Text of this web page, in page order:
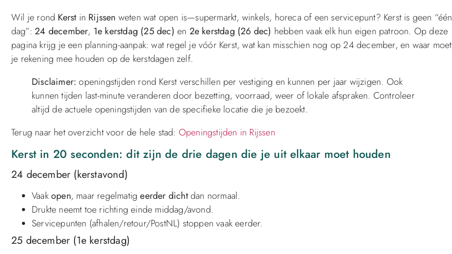
Wil je rond Kerstin Rijssen weten wat open is—supermarkt, winkels, horeca of een servicepunt? Kerst is geen “één
dag”:24 december, 1e kerstdag (25 dec) en 2e kerstdag (26 dec) hebben vaak elk hun eigen patroon. Op deze
pagina krijg je een planning-aanpak: wat regel je vóór Kerst, wat kan misschien nog op 24 december, en waar moet
je rekening mee houden op de kerstdagen zelf.
Disclaimer: openingstijden rond Kerst verschillen per vestiging en kunnen per jaar wijzigen. Ook
kunnen tijden last-minute veranderen door bezetting, voorraad, weer of lokale afspraken. Controleer
altijd de actuele openingstijden van de specifieke locatie die je bezoekt.
Terug naar het overzicht voor de hele stad: Openingstijden in Rijssen
Kerst in 20 seconden: dit zijn de drie dagen die je uit elkaar moet houden
24 december (kerstavond)
Vaakopen, maar regelmatigeerder dichtdan normaal.
Drukte neemt toe richting einde middag/avond.
Servicepunten (afhalen/retour/PostNL) stoppen vaak eerder.
25 december (1e kerstdag)